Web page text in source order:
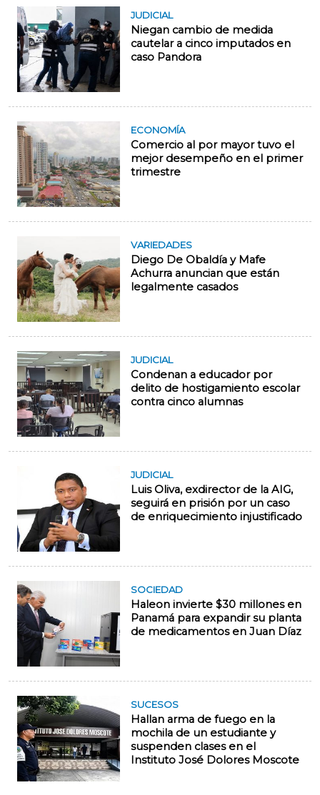
JUDICIAL
Niegan cambio de medida
cautelar a cinco imputados en
caso Pandora
ECONOMÍA
Comercio al por mayor tuvo el
mejor desempeño en el primer
trimestre
VARIEDADES
Diego De Obaldía y Mafe
Achurra anuncian que están
legalmente casados
JUDICIAL
Condenan a educador por
delito de hostigamiento escolar
contra cinco alumnas
JUDICIAL
Luis Oliva, exdirector de la AIG,
seguirá en prisión por un caso
de enriquecimiento injustificado
SOCIEDAD
Haleon invierte $30 millones en
Panamá para expandir su planta
de medicamentos en Juan Díaz
SUCESOS
Hallan arma de fuego en la
mochila de un estudiante y
suspenden clases en el
Instituto José Dolores Moscote